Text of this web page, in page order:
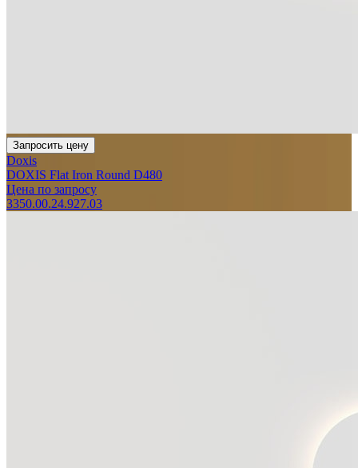
Запросить цену
Doxis
DOXIS Flat Iron Round D480
Цена по запросу
3350.00.24.927.03